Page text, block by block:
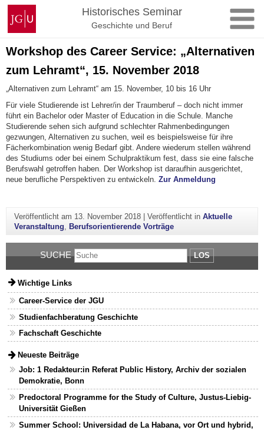
Zum
Inhalt
springen
Johannes
Gutenberg-
Universität
Mainz
Historisches Seminar
Geschichte und Beruf
Workshop des Career Service: „Alternativen
zum Lehramt“, 15. November 2018
„Alternativen zum Lehramt“ am 15. November, 10 bis 16 Uhr
Für viele Studierende ist Lehrer/in der Traumberuf – doch nicht immer
führt ein Bachelor oder Master of Education in die Schule. Manche
Studierende sehen sich aufgrund schlechter Rahmenbedingungen
gezwungen, Alternativen zu suchen, weil es beispielsweise für ihre
Fächerkombination wenig Bedarf gibt. Andere wiederum stellen während
des Studiums oder bei einem Schulpraktikum fest, dass sie eine falsche
Berufswahl getroffen haben. Der Workshop ist daraufhin ausgerichtet,
neue berufliche Perspektiven zu entwickeln. Zur Anmeldung
Veröffentlicht am 13. November 2018| Veröffentlicht in Aktuelle
Veranstaltung
Berufsorientierende Vorträge
SUCHE LOS
Wichtige Links
Career-Service der JGU
Studienfachberatung Geschichte
Fachschaft Geschichte
Neueste Beiträge
Job: 1 Redakteur:in Referat Public History, Archiv der sozialen
Demokratie, Bonn
Predoctoral Programme for the Study of Culture, Justus-Liebig-
Universität Gießen
Summer School: Universidad de La Habana, vor Ort und hybrid,